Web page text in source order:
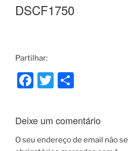
DSCF1750
Partilhar:
F
e
b
T
er
ar
e
Deixe um comentário
O seu endereço de email não